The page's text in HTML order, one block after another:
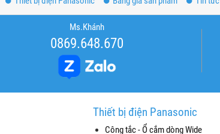
Ms.Khánh
0869.648.670
Thiết bị điện Panasonic
Công tắc - Ổ cắm dòng Wide